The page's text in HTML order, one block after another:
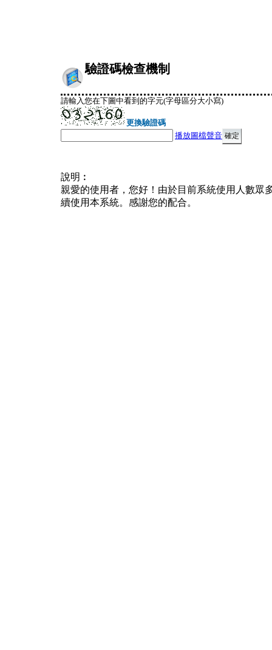
驗證碼檢查機制
請輸入您在下圖中看到的字元(字母區分大小寫)
更換驗證碼
播放圖檔聲音
說明︰
親愛的使用者，您好！由於目前系統使用人數眾
續使用本系統。感謝您的配合。